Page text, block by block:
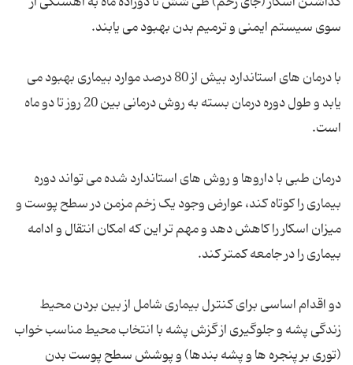
با درمان های استاندارد بیش از 80 درصد موارد بیماری بهبود می
یابد و طول دوره درمان بسته به روش درمانی بین 20 روز تا دو ماه
درمان طبی با داروها و روش های استاندارد شده می تواند دوره
بیماری را کوتاه کند، عوارض وجود یک زخم مزمن در سطح پوست و
میزان اسکار را کاهش دهد و مهم تر این که امکان انتقال و ادامه
دو اقدام اساسی برای کنترل بیماری شامل از بین بردن محیط
زندگی پشه و جلوگیری از گزش پشه با انتخاب محیط مناسب خواب
(توری بر پنجره ها و پشه بندها) و پوشش سطح پوست بدن